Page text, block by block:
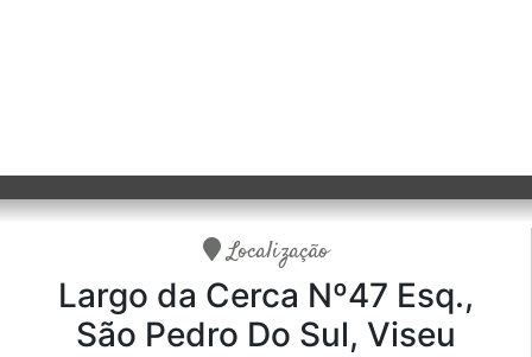
Localização
Largo da Cerca Nº47 Esq.,
São Pedro Do Sul, Viseu